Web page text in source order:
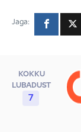
Jaga:
KOKKU
LUBADUST
7